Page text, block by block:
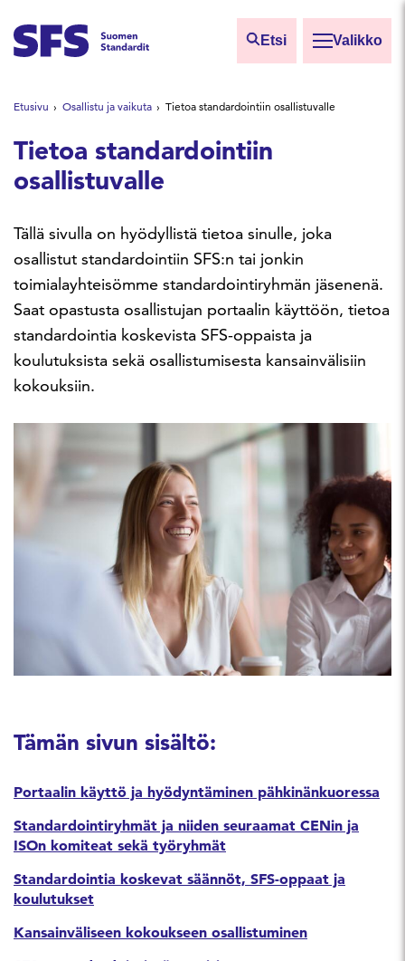
Etsi Valikko
Etsi sivuilta
Hae hakutermillä
Etusivu Osallistu ja vaikuta Tietoa standardointiin osallistuvalle
Tietoa standardointiin
osallistuvalle
Tällä sivulla on hyödyllistä tietoa sinulle, joka
osallistut standardointiin SFS:n tai jonkin
toimialayhteisömme standardointiryhmän jäsenenä.
Saat opastusta osallistujan portaalin käyttöön, tietoa
standardointia koskevista SFS-oppaista ja
koulutuksista sekä osallistumisesta kansainvälisiin
kokouksiin.
Tämän sivun sisältö:
Portaalin käyttö ja hyödyntäminen pähkinänkuoressa
Standardointiryhmät ja niiden seuraamat CENin ja
ISOn komiteat sekä työryhmät
Standardointia koskevat säännöt, SFS-oppaat ja
koulutukset
Kansainväliseen kokoukseen osallistuminen